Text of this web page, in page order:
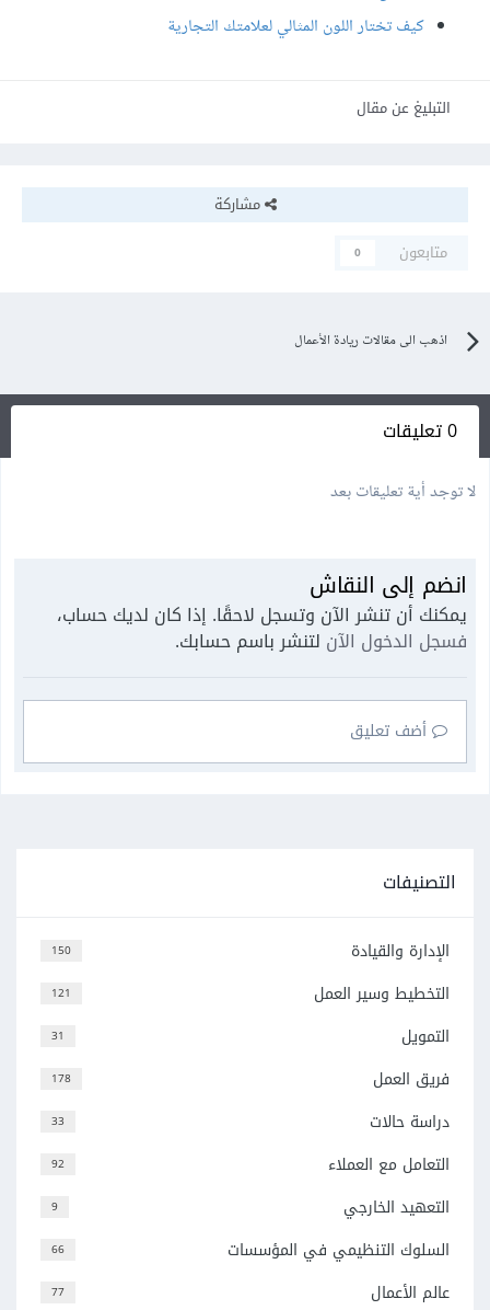
كيف تختار اللون المثالي لعلامتك التجارية
التبليغ عن مقال
مشاركة
متابعون
0
اذهب الى مقالات ريادة الأعمال
0 تعليقات
لا توجد أية تعليقات بعد
انضم إلى النقاش
يمكنك أن تنشر الآن وتسجل لاحقًا. إذا كان لديك حساب،
فسجل الدخول الآن لتنشر باسم حسابك.
أضف تعليق
التصنيفات
150 الإدارة والقيادة
121 التخطيط وسير العمل
31 التمويل
178 فريق العمل
33 دراسة حالات
92 التعامل مع العملاء
9 التعهيد الخارجي
66 السلوك التنظيمي في المؤسسات
77 عالم الأعمال